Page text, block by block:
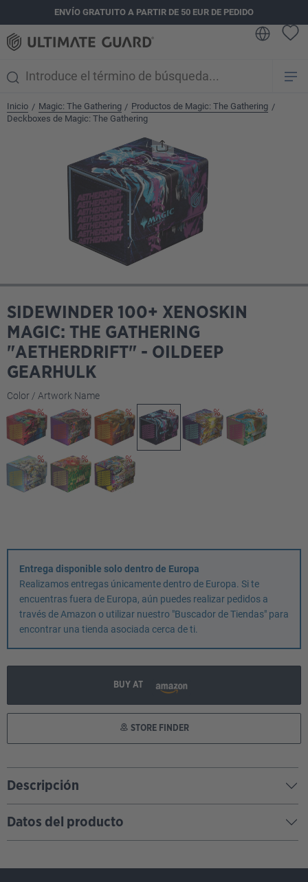
principalENVÍO GRATUITO A PARTIR DE 50 EUR DE PEDIDO
Inicio / Magic: The Gathering / Productos de Magic: The Gathering /
Deckboxes de Magic: The Gathering
SIDEWINDER 100+ XENOSKIN
MAGIC: THE GATHERING
"AETHERDRIFT" - OILDEEP
GEARHULK
Seleccione
Color / Artwork Name
Entrega disponible solo dentro de Europa
Realizamos entregas únicamente dentro de Europa. Si te
encuentras fuera de Europa, aún puedes realizar pedidos a
través de Amazon o utilizar nuestro "Buscador de Tiendas" para
encontrar una tienda asociada cerca de ti.
BUY AT
STORE FINDER
Descripción
Datos del producto